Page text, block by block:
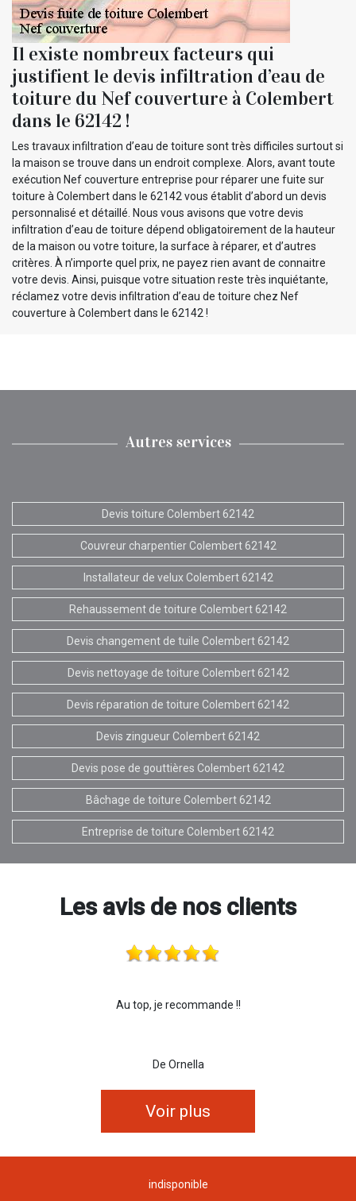
Il existe nombreux facteurs qui
justifient le devis infiltration d’eau de
toiture du Nef couverture à Colembert
dans le 62142 !
Les travaux infiltration d’eau de toiture sont très difficiles surtout si
la maison se trouve dans un endroit complexe. Alors, avant toute
exécution Nef couverture entreprise pour réparer une fuite sur
toiture à Colembert dans le 62142 vous établit d’abord un devis
personnalisé et détaillé. Nous vous avisons que votre devis
infiltration d’eau de toiture dépend obligatoirement de la hauteur
de la maison ou votre toiture, la surface à réparer, et d’autres
critères. À n’importe quel prix, ne payez rien avant de connaitre
votre devis. Ainsi, puisque votre situation reste très inquiétante,
réclamez votre devis infiltration d’eau de toiture chez Nef
couverture à Colembert dans le 62142 !
Autres services
Devis toiture Colembert 62142
Couvreur charpentier Colembert 62142
Installateur de velux Colembert 62142
Rehaussement de toiture Colembert 62142
Devis changement de tuile Colembert 62142
Devis nettoyage de toiture Colembert 62142
Devis réparation de toiture Colembert 62142
Devis zingueur Colembert 62142
Devis pose de gouttières Colembert 62142
Bâchage de toiture Colembert 62142
Entreprise de toiture Colembert 62142
Les avis de nos clients
Au top, je recommande !!
De Ornella
Voir plus
indisponible